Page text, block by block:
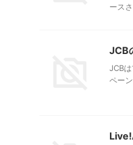
ース
JCB
JCB
ペー